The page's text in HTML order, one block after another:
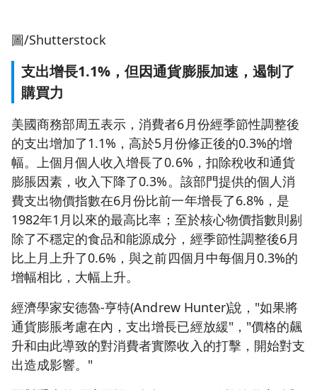
圖/Shutterstock
支出增長1.1%，但因通貨膨脹加速，遏制了
購買力
美國商務部周五表示，消費者6月份經季節性調整後
的支出增加了1.1%，高於5月份修正後的0.3%的增
幅。上個月個人收入增長了0.6%，扣除稅收和通貨
膨脹因素，收入下降了0.3%。該部門提供的個人消
費支出物價指數在6月份比前一年增長了6.8%，是
1982年1月以來的最高比率；至於核心物價指數則剔
除了不穩定的食品和能源成分，經季節性調整後6月
比上月上升了0.6%，與之前四個月中每個月0.3%的
增幅相比，大幅上升。
經濟學家安德魯-亨特(Andrew Hunter)說，"如果將
通貨膨脹考慮在內，支出增長已經放緩"，"價格的飆
升和由此導致的對消費者實際收入的打擊，開始對支
出造成影響。"